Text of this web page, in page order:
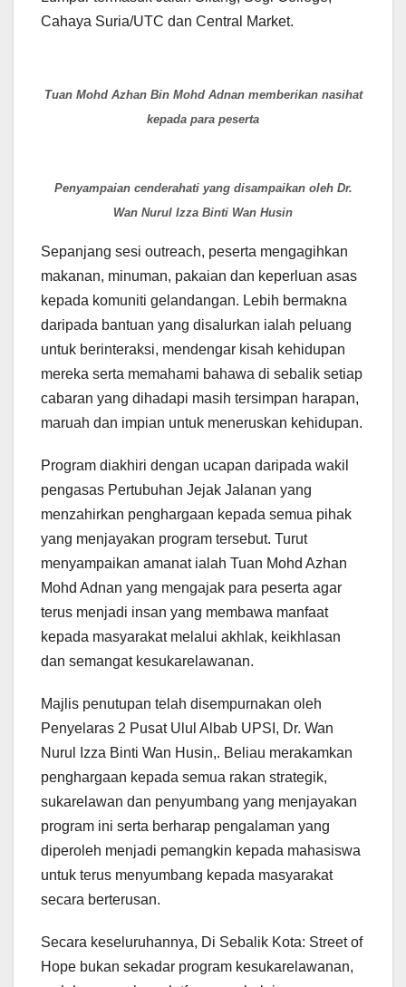
Cahaya Suria/UTC dan Central Market.
Tuan Mohd Azhan Bin Mohd Adnan memberikan nasihat
kepada para peserta
Penyampaian cenderahati yang disampaikan oleh Dr.
Wan Nurul Izza Binti Wan Husin
Sepanjang sesi outreach, peserta mengagihkan
makanan, minuman, pakaian dan keperluan asas
kepada komuniti gelandangan. Lebih bermakna
daripada bantuan yang disalurkan ialah peluang
untuk berinteraksi, mendengar kisah kehidupan
mereka serta memahami bahawa di sebalik setiap
cabaran yang dihadapi masih tersimpan harapan,
maruah dan impian untuk meneruskan kehidupan.
Program diakhiri dengan ucapan daripada wakil
pengasas Pertubuhan Jejak Jalanan yang
menzahirkan penghargaan kepada semua pihak
yang menjayakan program tersebut. Turut
menyampaikan amanat ialah Tuan Mohd Azhan
Mohd Adnan yang mengajak para peserta agar
terus menjadi insan yang membawa manfaat
kepada masyarakat melalui akhlak, keikhlasan
dan semangat kesukarelawanan.
Majlis penutupan telah disempurnakan oleh
Penyelaras 2 Pusat Ulul Albab UPSI, Dr. Wan
Nurul Izza Binti Wan Husin,. Beliau merakamkan
penghargaan kepada semua rakan strategik,
sukarelawan dan penyumbang yang menjayakan
program ini serta berharap pengalaman yang
diperoleh menjadi pemangkin kepada mahasiswa
untuk terus menyumbang kepada masyarakat
secara berterusan.
Secara keseluruhannya, Di Sebalik Kota: Street of
Hope bukan sekadar program kesukarelawanan,